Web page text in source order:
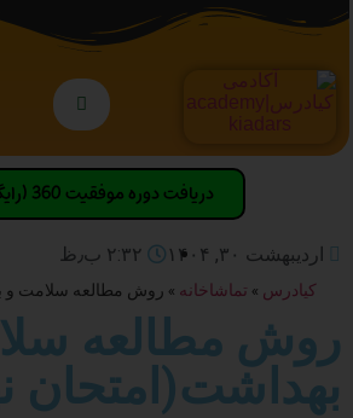
دریافت دوره موفقیت 360 (رایگان)👉
اردیبهشت ۳۰, ۱۴۰۴ ۲:۳۲ ب٫ظ
کیادرس » تماشاخانه » روش مطالعه سلامت و
روش مطالعه
بهداشت(امتحان